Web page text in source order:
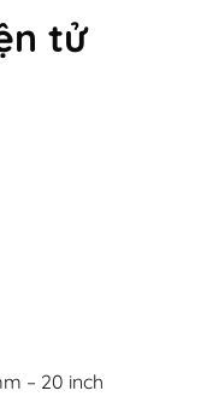
tử
– 20 inch